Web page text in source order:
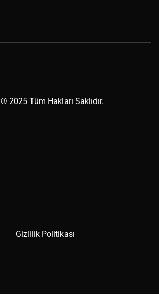
2025 Tüm Hakları Saklıdır.
Gizlilik Politikası